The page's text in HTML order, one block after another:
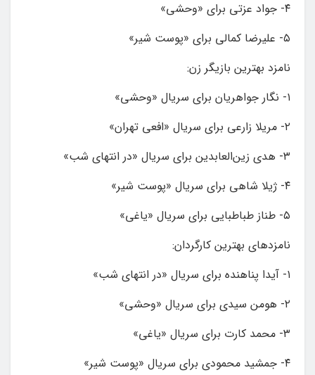
۴- جواد عزتی برای «وحشی»
۵- علیرضا کمالی برای «پوست‌ شیر»
نامزد بهترین بازیگر زن:
۱- نگار جواهریان برای سریال «وحشی»
۲- مریلا زارعی برای سریال «افعی تهران»
۳- هدی زین‌العابدین برای سریال «در انتهای شب»
۴- ژیلا شاهی برای سریال «پوست شیر»
۵- طناز طباطبایی برای سریال «یاغی»
نامزدهای بهترین کارگردان:
۱- آیدا پناهنده برای سریال «در انتهای شب»
۲- هومن سیدی برای سریال «وحشی»
۳- محمد کارت برای سریال «یاغی»
۴- جمشید محمودی برای سریال «پوست شیر»